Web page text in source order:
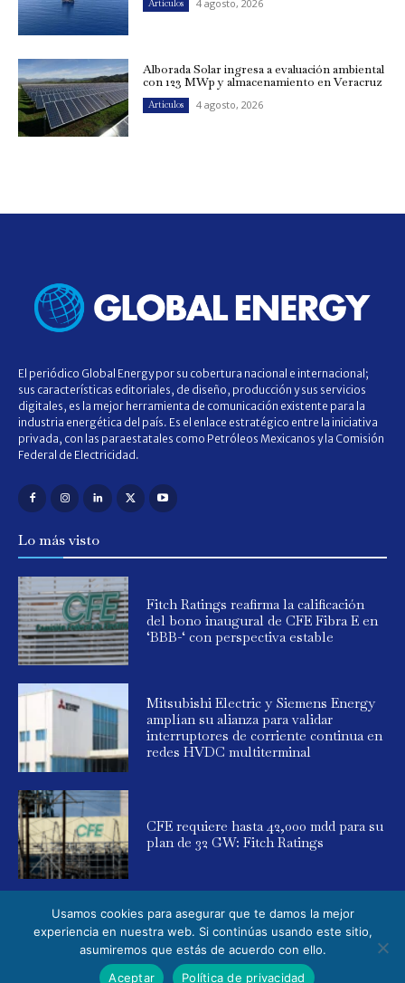
Artículos 4 agosto, 2026
Alborada Solar ingresa a evaluación ambiental
con 123 MWp y almacenamiento en Veracruz
Artículos 4 agosto, 2026
El periódico Global Energy por su cobertura nacional e internacional;
sus características editoriales, de diseño, producción y sus servicios
digitales, es la mejor herramienta de comunicación existente para la
industria energética del país. Es el enlace estratégico entre la iniciativa
privada, con las paraestatales como Petróleos Mexicanos y la Comisión
Federal de Electricidad.
Lo más visto
Fitch Ratings reafirma la calificación
del bono inaugural de CFE Fibra E en
‘BBB-‘ con perspectiva estable
Mitsubishi Electric y Siemens Energy
amplían su alianza para validar
interruptores de corriente continua en
redes HVDC multiterminal
CFE requiere hasta 42,000 mdd para su
plan de 32 GW: Fitch Ratings
© 2025 Global Energy. Todos los derechos reservados. Powered by
Usamos cookies para asegurar que te damos la mejor
experiencia en nuestra web. Si continúas usando este sitio,
asumiremos que estás de acuerdo con ello.
Aceptar
Política de privacidad